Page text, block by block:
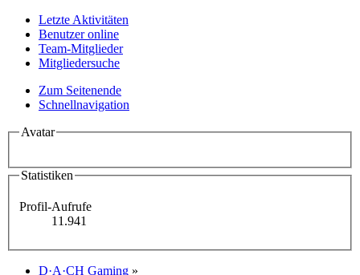
Letzte Aktivitäten
Benutzer online
Team-Mitglieder
Mitgliedersuche
Zum Seitenende
Schnellnavigation
Avatar
Statistiken
Profil-Aufrufe
11.941
D·A·CH Gaming »